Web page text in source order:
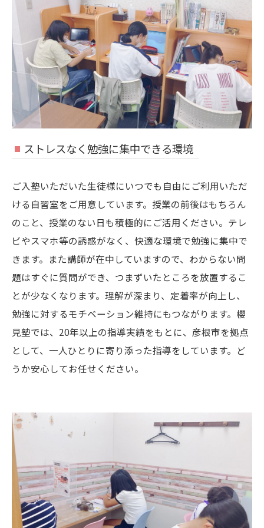
ストレスなく勉強に集中できる環境
ご入塾いただいた生徒様にいつでも自由にご利用いただ
ける自習室をご用意しています。授業の前後はもちろん
のこと、授業のない日も積極的にご活用ください。テレ
ビやスマホ等の誘惑がなく、快適な環境で勉強に集中で
きます。また講師が在中していますので、わからない問
題はすぐに質問ができ、つまずいたところを放置するこ
とが少なくなります。理解が深まり、定着率が向上し、
勉強に対するモチベーション維持にもつながります。櫻
見塾では、20年以上の指導実績をもとに、彦根市を拠点
として、一人ひとりに寄り添った指導をしています。ど
うか安心してお任せください。